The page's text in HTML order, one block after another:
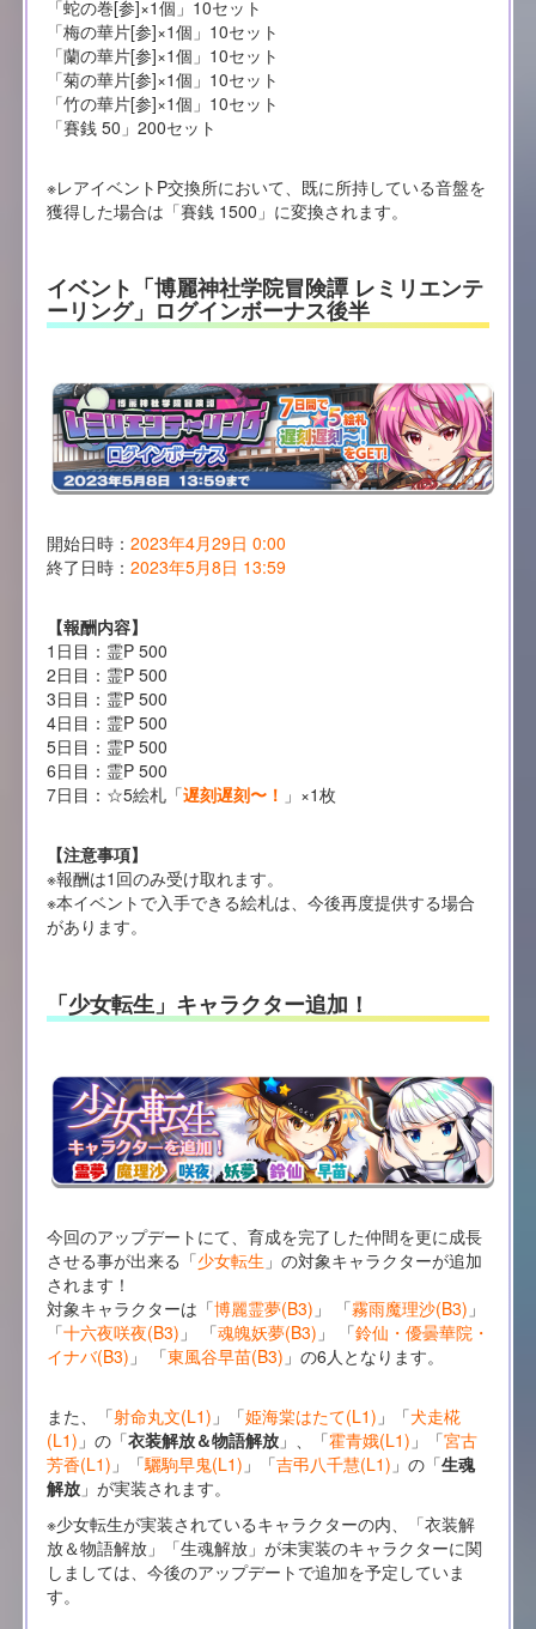
「蛇の巻[参]×1個」10セット
「梅の華片[参]×1個」10セット
「蘭の華片[参]×1個」10セット
「菊の華片[参]×1個」10セット
「竹の華片[参]×1個」10セット
「賽銭 50」200セット
※レアイベントP交換所において、既に所持している音盤を
獲得した場合は「賽銭 1500」に変換されます。
イベント「博麗神社学院冒険譚 レミリエンテ
ーリング」ログインボーナス後半
開始日時： 2023年4月29日 0:00
終了日時： 2023年5月8日 13:59
【報酬内容】
1日目：霊P 500
2日目：霊P 500
3日目：霊P 500
4日目：霊P 500
5日目：霊P 500
6日目：霊P 500
7日目：☆5絵札「遅刻遅刻〜！ 」×1枚
【注意事項】
※報酬は1回のみ受け取れます。
※本イベントで入手できる絵札は、今後再度提供する場合
があります。
「少女転生」キャラクター追加！
今回のアップデートにて、育成を完了した仲間を更に成長
させる事が出来る「少女転生 」の対象キャラクターが追加
されます！
対象キャラクターは「博麗霊夢(B3) 」 「霧雨魔理沙(B3) 」
「十六夜咲夜(B3) 」 「魂魄妖夢(B3) 」 「鈴仙・優曇華院・
イナバ(B3) 」 「東風谷早苗(B3) 」の6人となります。
また、「射命丸文(L1) 」「姫海棠はたて(L1) 」「犬走椛
(L1) 」の「衣装解放＆物語解放」、「霍青娥(L1) 」「宮古
芳香(L1) 」「驪駒早鬼(L1) 」「吉弔八千慧(L1) 」の「生魂
解放」が実装されます。
※少女転生が実装されているキャラクターの内、「衣装解
放＆物語解放」「生魂解放」が未実装のキャラクターに関
しましては、今後のアップデートで追加を予定していま
す。